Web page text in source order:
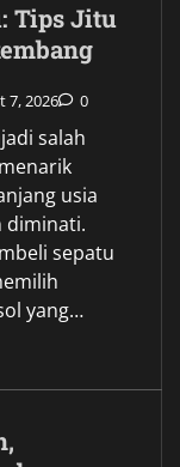
Tips Jitu
7, 2026 0
salah
usia
diminati.
sepatu
yang…